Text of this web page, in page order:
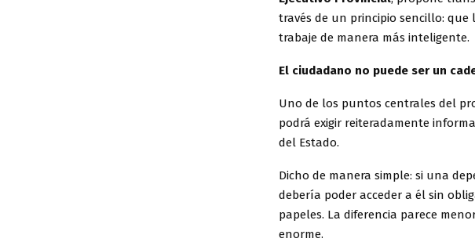
través de un principio sencillo:
trabaje de manera más inteligente.
El ciudadano no puede ser un
Uno de los puntos centrales del
podrá exigir reiteradamente
del Estado.
Dicho de manera simple: si una
debería poder acceder a él sin
papeles. La diferencia parece
enorme.